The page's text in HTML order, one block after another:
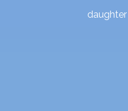
daughter